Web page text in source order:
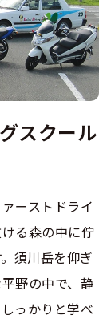
スクール
ーストドライ
る森の中に佇
須川岳を仰ぎ
野の中で、静
っかりと学べ